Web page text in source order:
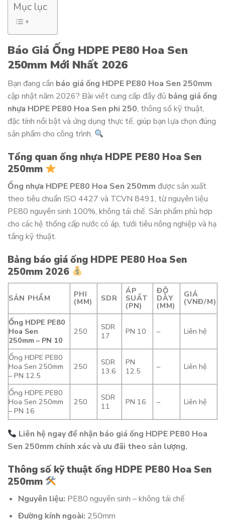
Mục lục
Báo Giá Ống HDPE PE80 Hoa Sen
250mm Mới Nhất 2026
Bạn đang cần báo giá ống HDPE PE80 Hoa Sen 250mm
cập nhật năm 2026? Bài viết cung cấp đầy đủ bảng giá ống
nhựa HDPE PE80 Hoa Sen phi 250, thông số kỹ thuật,
đặc tính nổi bật và ứng dụng thực tế, giúp bạn lựa chọn đúng
sản phẩm cho công trình.
Tổng quan ống nhựa HDPE PE80 Hoa Sen
250mm
Ống nhựa HDPE PE80 Hoa Sen 250mm được sản xuất
theo tiêu chuẩn ISO 4427 và TCVN 8491, từ nguyên liệu
PE80 nguyên sinh 100%, không tái chế. Sản phẩm phù hợp
cho các hệ thống cấp nước có áp, tưới tiêu nông nghiệp và hạ
tầng kỹ thuật.
Bảng báo giá ống HDPE PE80 Hoa Sen
250mm 2026
SẢN PHẨM PHI
(MM) SDR
ÁP
SUẤT
(PN)
ĐỘ
DÀY
(MM)
GIÁ
(VNĐ/M)
Ống HDPE PE80
Hoa Sen
250mm – PN 10
250
SDR
17
PN 10 – Liên hệ
Ống HDPE PE80
Hoa Sen 250mm
– PN 12.5
250
SDR
13.6
PN
12.5
– Liên hệ
Ống HDPE PE80
Hoa Sen 250mm
– PN 16
250
SDR
11
PN 16 – Liên hệ
Liên hệ ngay để nhận báo giá ống HDPE PE80 Hoa
Sen 250mm chính xác và ưu đãi theo sản lượng.
Thông số kỹ thuật ống HDPE PE80 Hoa Sen
250mm
Nguyên liệu: PE80 nguyên sinh – không tái chế
Đường kính ngoài: 250mm